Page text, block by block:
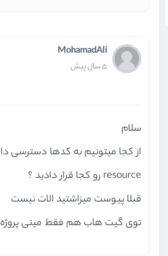
MohamadAli
5 سال پیش
سلام
از کجا میتونیم به کدها دسترسی
resource رو کجا قرار دادید ؟
قبلا پیوست میزاشتید الات نیست
توی گیت هاب هم فقط مینی